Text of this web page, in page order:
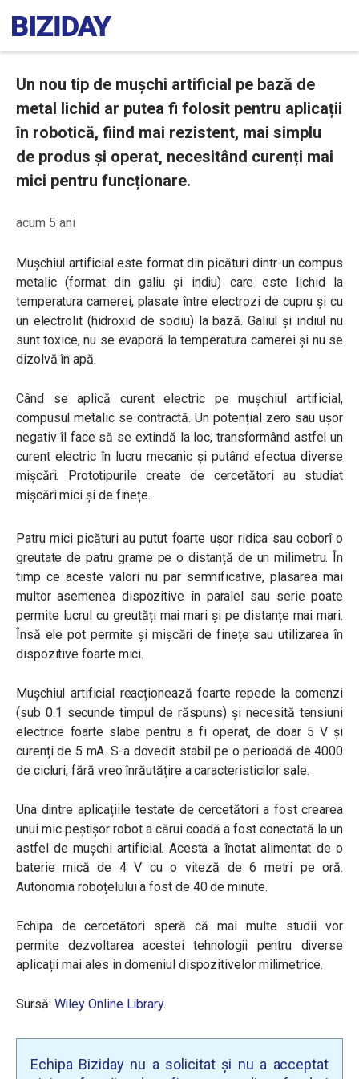
Un nou tip de mușchi artificial pe bază de
metal lichid ar putea fi folosit pentru aplicații
în robotică, fiind mai rezistent, mai simplu
de produs și operat, necesitând curenți mai
mici pentru funcționare.
acum 5 ani
Mușchiul artificial este format din picături dintr-un compus
metalic (format din galiu și indiu) care este lichid la
temperatura camerei, plasate între electrozi de cupru și cu
un electrolit (hidroxid de sodiu) la bază. Galiul și indiul nu
sunt toxice, nu se evaporă la temperatura camerei și nu se
dizolvă în apă.
Când se aplică curent electric pe mușchiul artificial,
compusul metalic se contractă. Un potențial zero sau ușor
negativ îl face să se extindă la loc, transformând astfel un
curent electric în lucru mecanic și putând efectua diverse
mișcări. Prototipurile create de cercetători au studiat
mișcări mici și de finețe.
Patru mici picături au putut foarte ușor ridica sau coborî o
greutate de patru grame pe o distanță de un milimetru. În
timp ce aceste valori nu par semnificative, plasarea mai
multor asemenea dispozitive în paralel sau serie poate
permite lucrul cu greutăți mai mari și pe distanțe mai mari.
Însă ele pot permite și mișcări de finețe sau utilizarea în
dispozitive foarte mici.
Mușchiul artificial reacționează foarte repede la comenzi
(sub 0.1 secunde timpul de răspuns) și necesită tensiuni
electrice foarte slabe pentru a fi operat, de doar 5 V și
curenți de 5 mA. S-a dovedit stabil pe o perioadă de 4000
de cicluri, fără vreo înrăutățire a caracteristicilor sale.
Una dintre aplicațiile testate de cercetători a fost crearea
unui mic peștișor robot a cărui coadă a fost conectată la un
astfel de mușchi artificial. Acesta a înotat alimentat de o
baterie mică de 4 V cu o viteză de 6 metri pe oră.
Autonomia roboțelului a fost de 40 de minute.
Echipa de cercetători speră că mai multe studii vor
permite dezvoltarea acestei tehnologii pentru diverse
aplicații mai ales in domeniul dispozitivelor milimetrice.
Sursă: Wiley Online Library.
Echipa Biziday nu a solicitat și nu a acceptat